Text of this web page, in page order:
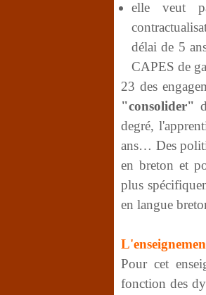
elle veut
délai de 5
CAPES de
23 des
"consolider"
degré,
ans… Des
en breton et
plus
en langue
Pour cet
fonction des